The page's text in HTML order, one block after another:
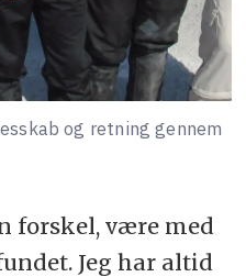
og retning gennem
forskel, være med
Jeg har altid